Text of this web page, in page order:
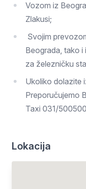
Vozom iz
Zlakusi;
Svojim
Beograda, tako i
za železničku
Ukoliko dolazite
Preporučujemo
Taxi 031/
Lokacija